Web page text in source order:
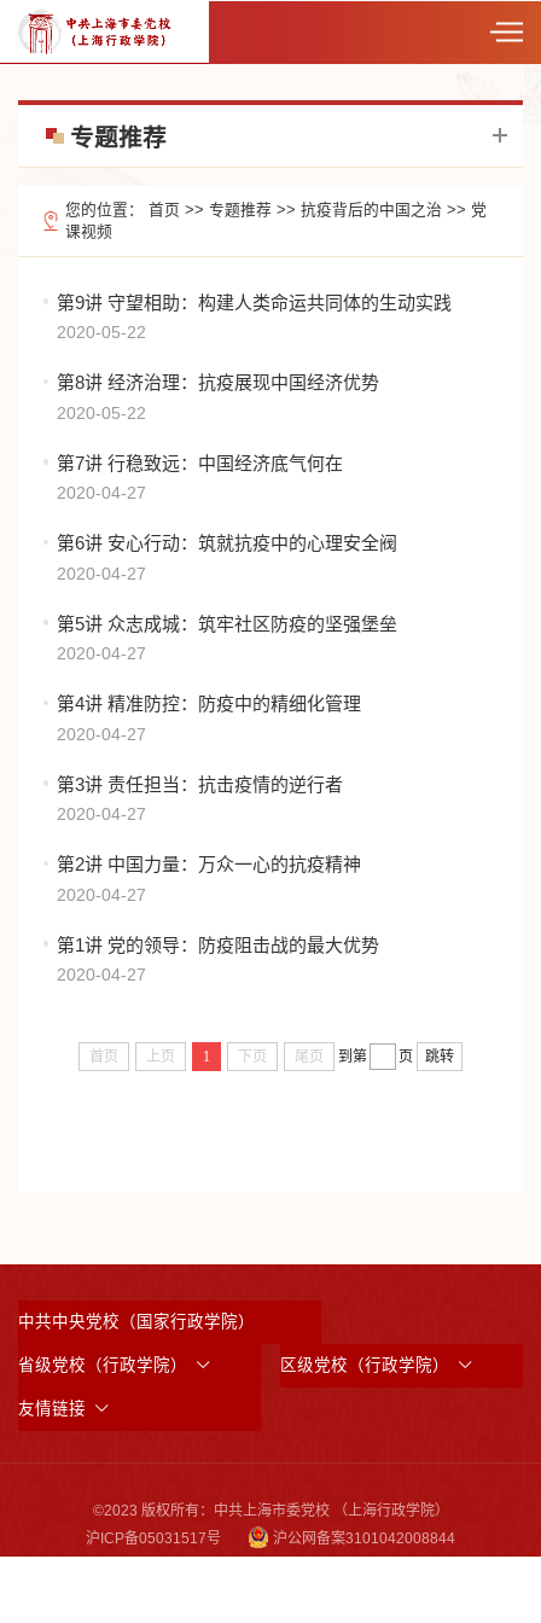
专题推荐
您的位置： 首页 >> 专题推荐 >> 抗疫背后的中国之治 >> 党
课视频
第9讲 守望相助：构建人类命运共同体的生动实践
2020-05-22
第8讲 经济治理：抗疫展现中国经济优势
2020-05-22
第7讲 行稳致远：中国经济底气何在
2020-04-27
第6讲 安心行动：筑就抗疫中的心理安全阀
2020-04-27
第5讲 众志成城：筑牢社区防疫的坚强堡垒
2020-04-27
第4讲 精准防控：防疫中的精细化管理
2020-04-27
第3讲 责任担当：抗击疫情的逆行者
2020-04-27
第2讲 中国力量：万众一心的抗疫精神
2020-04-27
第1讲 党的领导：防疫阻击战的最大优势
2020-04-27
首页 上页 1 下页 尾页 到第 页 跳转
中共中央党校（国家行政学院）
省级党校（行政学院） 区级党校（行政学院）
友情链接
©2023 版权所有：中共上海市委党校 （上海行政学院）
沪ICP备05031517号
沪公网备案3101042008844